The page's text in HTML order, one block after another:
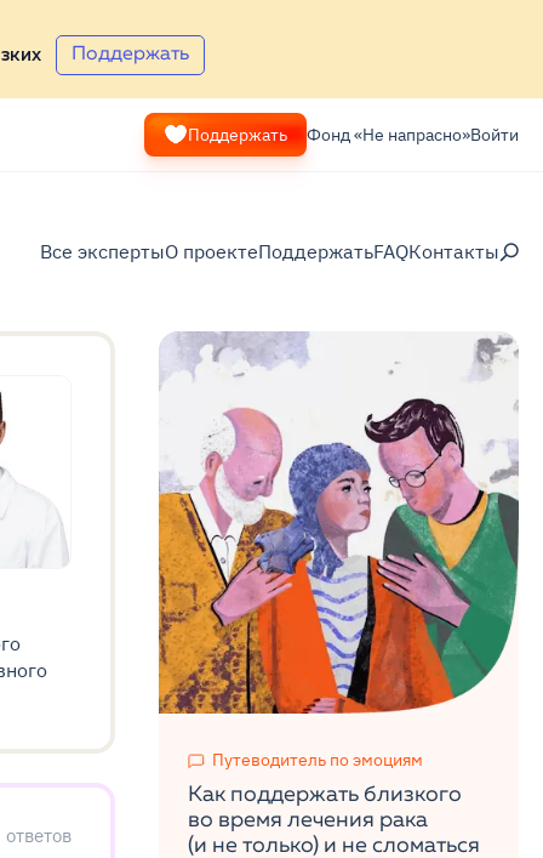
Поддержать
Поддержать Фонд «Не напрасно»Войти
Все экспертыО проектеПоддержатьFAQКонтакты
ответов
Путеводитель по эмоциям
Как поддержать близкого
во время лечения рака
(и не только) и не сломаться